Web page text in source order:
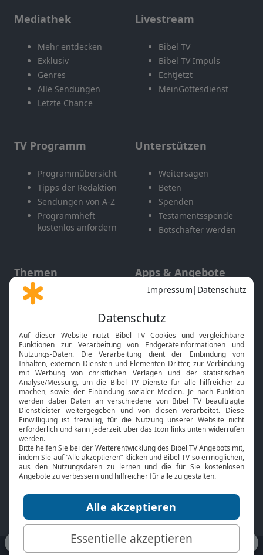
Mediathek
Mehr entdecken
Exklusiv
Genres
Alle Sendungen
Letzte Chance
Livestream
Bibel TV
Bibel TV Impuls
EchtJetzt
MeinGottesdienst
TV Programm
Programmübersicht
Tipps der Redaktion
Sendungen von A-Z
Programmheft
kostenlos anfordern
Unterstützen
Weitersagen
Beten
Spenden
Testamentsspende
Botschafter werden
Themen
Gott und Bibel erklärt
Neuigkeiten
Apps & Angebote
Mobile App
Smart TV
HbbTV
Bibelthek Online-Bibel
Nächster Gottesdienst
Bibel TV
Über uns
Jobs
Mediadaten
Service
Kontakt
TV-Empfang
bibeltv.de: Impressum Datenschutz